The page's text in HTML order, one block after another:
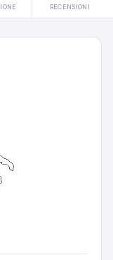
RECENSIONI